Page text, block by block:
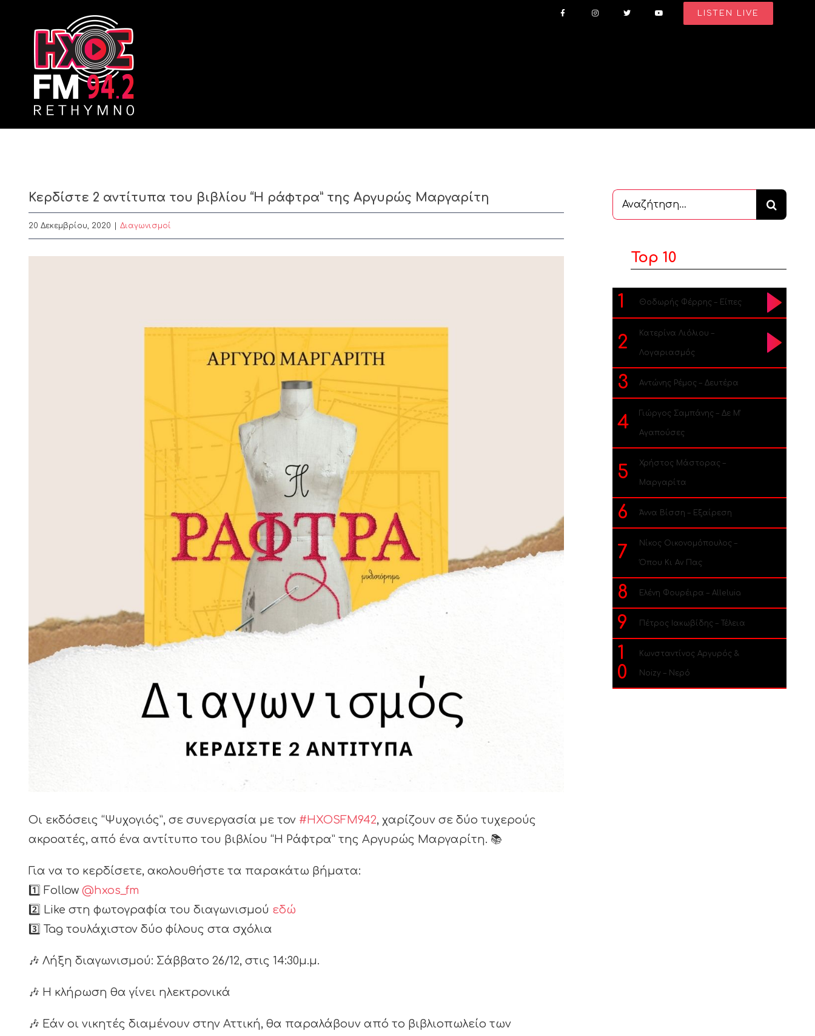
LISTEN LIVE
Κερδίστε 2 αντίτυπα του βιβλίου “Η ράφτρα” της Αργυρώς Μαργαρίτη
20 Δεκεμβρίου, 2020 Διαγωνισμοί
Οι εκδόσεις “Ψυχογιός”, σε συνεργασία με τον #HXOSFM942, χαρίζουν σε δύο τυχερούς
ακροατές, από ένα αντίτυπο του βιβλίου “Η Ράφτρα” της Αργυρώς Μαργαρίτη. 📚
Για να το κερδίσετε, ακολουθήστε τα παρακάτω βήματα:
1️⃣ Follow @hxos_fm
2️⃣ Like στη φωτογραφία του διαγωνισμού εδώ
3️⃣ Tag τουλάχιστον δύο φίλους στα σχόλια
🎶 Λήξη διαγωνισμού: Σάββατο 26/12, στις 14:30μ.μ.
🎶 Η κλήρωση θα γίνει ηλεκτρονικά
🎶 Εάν οι νικητές διαμένουν στην Αττική, θα παραλάβουν από το βιβλιοπωλείο των
Αναζήτηση
...
Top 10
1 Θοδωρής Φέρρης – Είπες
2 Κατερίνα Λιόλιου –
Λογαριασμός
3 Αντώνης Ρέμος – Δευτέρα
4 Γιώργος Σαμπάνης – Δε Μ’
Αγαπούσες
5 Χρήστος Μάστορας –
Μαργαρίτα
6 Άννα Βίσση – Εξαίρεση
7 Νίκος Οικονομόπουλος –
Όπου Κι Αν Πας
8 Ελένη Φουρέιρα – Alleluia
9 Πέτρος Ιακωβίδης – Τέλεια
1
0
Κωνσταντίνος Αργυρός &
Noizy – Νερό